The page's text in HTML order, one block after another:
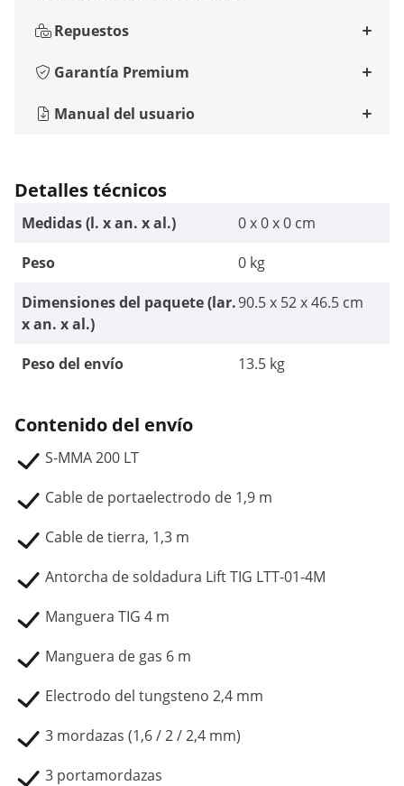
Repuestos
Garantía Premium
Manual del usuario
Detalles técnicos
Medidas (l. x an. x al.)
0 x 0 x 0 cm
Peso
0 kg
Dimensiones del paquete (lar.
x an. x al.)
90.5 x 52 x 46.5 cm
Peso del envío 13.5 kg
Contenido del envío
S-MMA 200 LT
Cable de portaelectrodo de 1,9 m
Cable de tierra, 1,3 m
Antorcha de soldadura Lift TIG LTT-01-4M
Manguera TIG 4 m
Manguera de gas 6 m
Electrodo del tungsteno 2,4 mm
3 mordazas (1,6 / 2 / 2,4 mm)
3 portamordazas